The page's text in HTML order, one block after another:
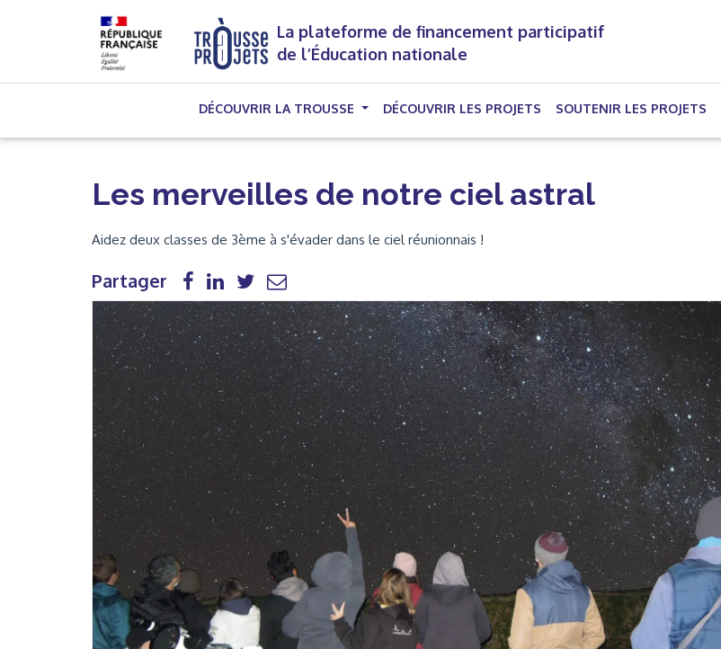
La plateforme de financement participatif
de l’Éducation nationale
DÉCOUVRIR LA TROUSSE DÉCOUVRIR LES PROJETS (CURRENT)
SOUTENIR LES PROJETS
Les merveilles de notre ciel astral
Aidez deux classes de 3ème à s'évader dans le ciel réunionnais !
Partager